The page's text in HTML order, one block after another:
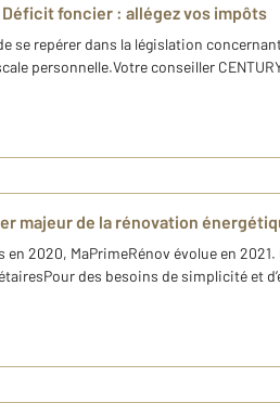
foncier : allégez vos impôts
se repérer dans la législation
personnelle.Votre conseiller
majeur de la rénovation
en 2020, MaPrimeRénov évolue en
des besoins de simplicité et